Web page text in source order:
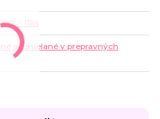
- 11ks
a zasielané v prepravných